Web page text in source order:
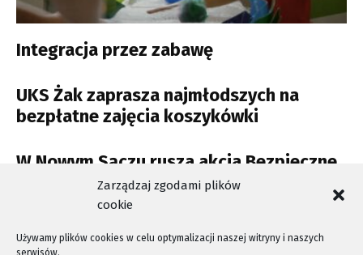
Zarządzaj zgodami plików
cookie
Używamy plików cookies w celu optymalizacji naszej witryny i naszych
serwisów.
Integracja przez zabawę
UKS Żak zaprasza najmłodszych na
bezpłatne zajęcia koszykówki
W Nowym Sączu rusza akcja Bezpieczne